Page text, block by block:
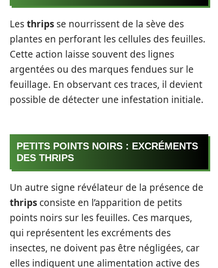
Lesthrips se nourrissent de la sève des
plantes en perforant les cellules des feuilles.
Cette action laisse souvent des lignes
argentées ou des marques fendues sur le
feuillage. En observant ces traces, il devient
possible de détecter une infestation initiale.
PETITS POINTS NOIRS : EXCRÉMENTS
DES THRIPS
Un autre signe révélateur de la présence de
thrips consiste en l’apparition de petits
points noirs sur les feuilles. Ces marques,
qui représentent les excréments des
insectes, ne doivent pas être négligées, car
elles indiquent une alimentation active des